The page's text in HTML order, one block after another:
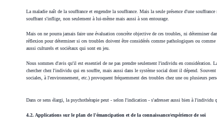
La maladie naît de la souffrance et engendre la souffrance. Mais la seule présence d'une
souffrant s'inflige, non seulement à lui-même mais aussi à son entourage.
Mais on ne pourra jamais faire une évaluation concrète objective de ces troubles, ni déterminer
réflexion pour déterminer si ces troubles doivent être considérés comme pathologiques ou
aussi culturels et sociétaux qui sont en jeu.
Nous sommes d'avis qu'il est essentiel de ne pas prendre seulement l'individu en considération.
chercher chez l'individu qui en souffre, mais aussi dans le système social dont il dépend.
sociales, à l'environnement, etc.) provoquent fréquemment des troubles chez une ou plusieurs
Dans ce sens élargi, la psychothérapie peut - selon l'indication - s'adresser aussi bien à l'individu
4.2. Applications sur le plan de l'émancipation et de la connaissance/expérience de soi